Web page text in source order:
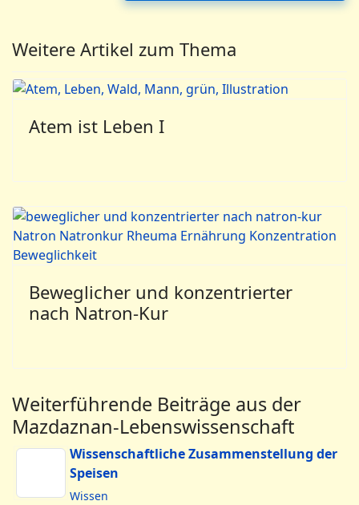
Weitere Artikel zum Thema
Atem ist Leben I
Beweglicher und konzentrierter
nach Natron-Kur
Weiterführende Beiträge aus der
Mazdaznan-Lebenswissenschaft
Wissenschaftliche Zusammenstellung der
Speisen
Wissen